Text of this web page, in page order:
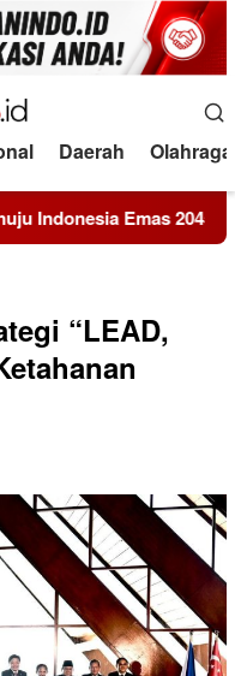
Daerah Olahraga
Emas 2045
“LEAD,